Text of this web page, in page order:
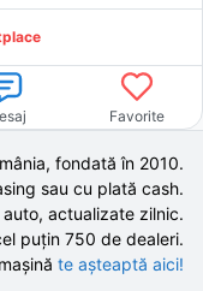
Favorite
fondată în 2010.
sau cu plată cash.
actualizate zilnic.
puțin 750 de dealeri.
te așteaptă aici!